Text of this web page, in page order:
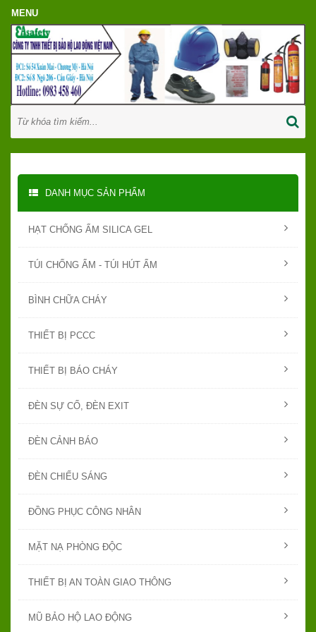
DANH MỤC SẢN PHẨM
HẠT CHỐNG ẨM SILICA GEL
TÚI CHỐNG ẨM - TÚI HÚT ẨM
BÌNH CHỮA CHÁY
THIẾT BỊ PCCC
THIẾT BỊ BÁO CHÁY
ĐÈN SỰ CỐ, ĐÈN EXIT
ĐÈN CẢNH BÁO
ĐÈN CHIẾU SÁNG
ĐỒNG PHỤC CÔNG NHÂN
MẶT NẠ PHÒNG ĐỘC
THIẾT BỊ AN TOÀN GIAO THÔNG
MŨ BẢO HỘ LAO ĐỘNG